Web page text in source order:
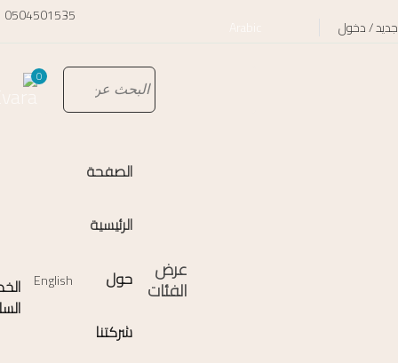
0504501535
جديد / دخول
0
عرض
الفئات
الصفحة
الرئيسية
حول
شركتنا
English